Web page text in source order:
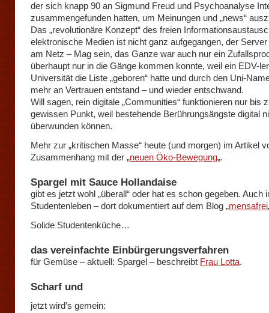
der sich knapp 90 an Sigmund Freud und Psychoanalyse
zusammengefunden hatten, um Meinungen und „news“
Das „revolutionäre Konzept“ des freien
elektronische Medien ist nicht ganz aufgegangen, der
am Netz – Mag sein, das Ganze war auch nur ein
überhaupt nur in die Gänge kommen konnte, weil ein EDV-
Universität die Liste „geboren“ hatte und durch den Uni-
mehr an Vertrauen entstand – und wieder entschwand.
Will sagen, rein digitale „Communities“ funktionieren nur bis
gewissen Punkt, weil bestehende Berührungsängste digital
überwunden können.
Mehr zur „kritischen Masse“ heute (und morgen) im Artikel
Zusammenhang mit der „neuen Öko-Bewegung„.
Spargel mit Sauce Hollandaise
gibt es jetzt wohl „überall“ oder hat es schon gegeben. Auch
Studentenleben – dort dokumentiert auf dem Blog „mensafrei
Solide Studentenküche…
das vereinfachte Einbürgerungsverfahren
für Gemüse – aktuell: Spargel – beschreibt Frau Lotta.
Scharf und
jetzt wird’s gemein: